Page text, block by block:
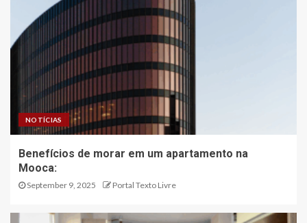
NOTÍCIAS
Benefícios de morar em um apartamento na
Mooca:
September 9, 2025 Portal Texto Livre